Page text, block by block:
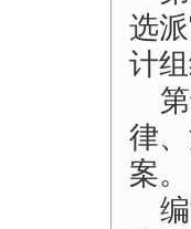
选
计
第
律
案。
编